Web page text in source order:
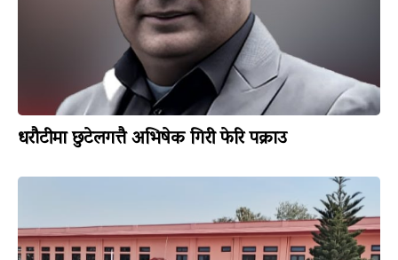
धरौटीमा छुटेलगत्तै अभिषेक गिरी फेरि पक्राउ